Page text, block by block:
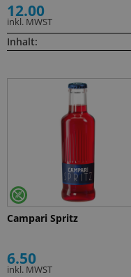
12.00
inkl. MWST
Inhalt:
Campari Spritz
6.50
inkl. MWST